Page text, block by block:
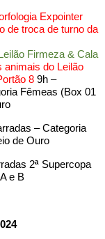
Expointer
de troca de turno da
Firmeza & Cala
animais do Leilão
8 9h –
Fêmeas (Box 01
– Categoria
de Ouro
2ªSupercopa
e B